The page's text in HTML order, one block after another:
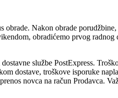
Nakon obrade
obradićemo prvog
službe PostExpress.
dostave, troškove isporuke
novca na račun Prodavca.